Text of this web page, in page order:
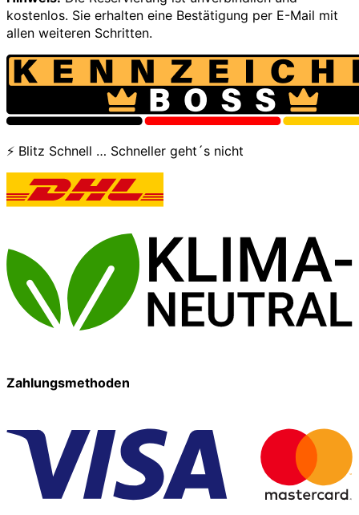
kostenlos. Sie erhalten eine Bestätigung per E-Mail mit
allen weiteren Schritten.
⚡ Blitz Schnell … Schneller geht´s nicht
Zahlungsmethoden